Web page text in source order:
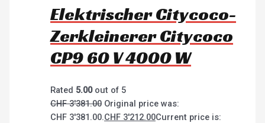
Elektrischer Citycoco-
Zerkleinerer Citycoco
CP9 60 V 4000 W
Rated 5.00out of 5
CHF3'381.00 Original price was:
CHF 3'381.00.CHF 3'212.00Current price is: